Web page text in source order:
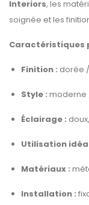
Interiors, les
soignée et les
Caractéristiques
Finition : dorée
Style : moderne
Éclairage :
Utilisation
Matériaux :
Installation :